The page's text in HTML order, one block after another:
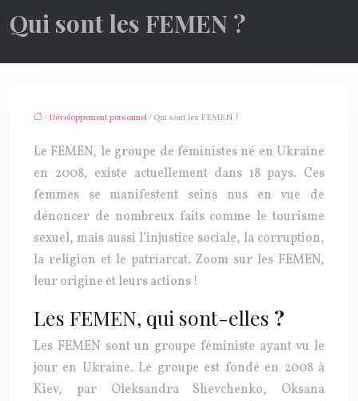
Qui sont les FEMEN ?
/ Développement personnel/ Qui sont les FEMEN ?
Le FEMEN, le groupe de féministes né en Ukraine
en 2008, existe actuellement dans 18 pays. Ces
femmes se manifestent seins nus en vue de
dénoncer de nombreux faits comme le tourisme
sexuel, mais aussi l’injustice sociale, la corruption,
la religion et le patriarcat. Zoom sur les FEMEN,
leur origine et leurs actions !
Les FEMEN, qui sont-elles ?
Les FEMEN sont un groupe féministe ayant vu le
jour en Ukraine. Le groupe est fondé en 2008 à
Kiev, par Oleksandra Shevchenko, Oksana